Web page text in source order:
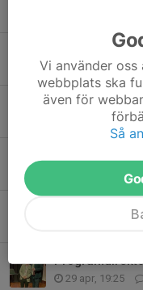
5 jun, 19:26
24 maj, 22:39
12 maj, 16:36
Solig
29 apr, 19:25
Vi använder
webbplats ska
även för
Så